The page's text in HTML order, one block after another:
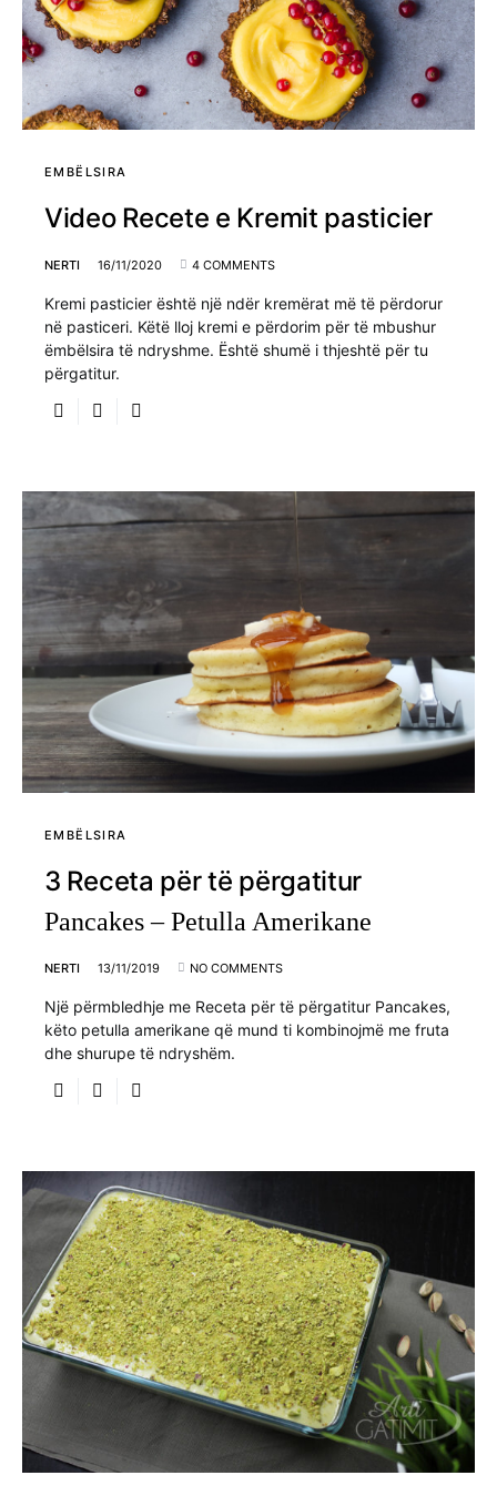
EMBËLSIRA
Video Recete e Kremit pasticier
NERTI 16/11/2020 4 COMMENTS
Kremi pasticier është një ndër kremërat më të përdorur
në pasticeri. Këtë lloj kremi e përdorim për të mbushur
ëmbëlsira të ndryshme. Është shumë i thjeshtë për tu
përgatitur.
EMBËLSIRA
3 Receta për të përgatitur
Pancakes – Petulla Amerikane
NERTI 13/11/2019 NO COMMENTS
Një përmbledhje me Receta për të përgatitur Pancakes,
këto petulla amerikane që mund ti kombinojmë me fruta
dhe shurupe të ndryshëm.